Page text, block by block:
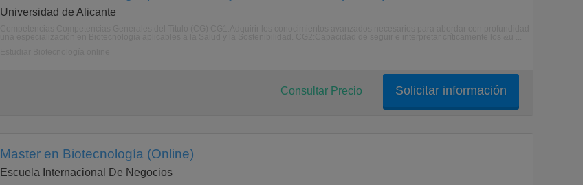
Universidad de Alicante
Solicitar información
Consultar Precio
Master en Biotecnología (Online)
Escuela Internacional De Negocios